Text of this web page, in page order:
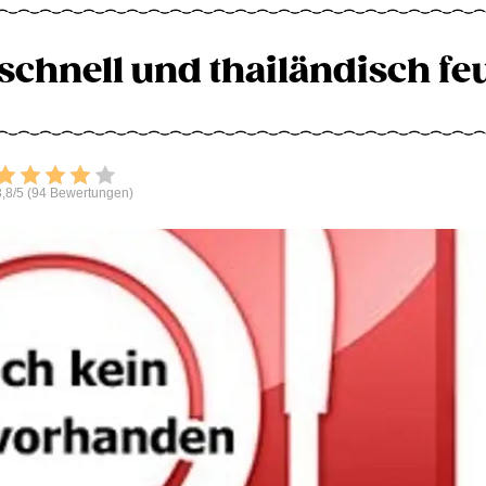
und thailändisch
Bewerten
5 (94 Bewertungen)